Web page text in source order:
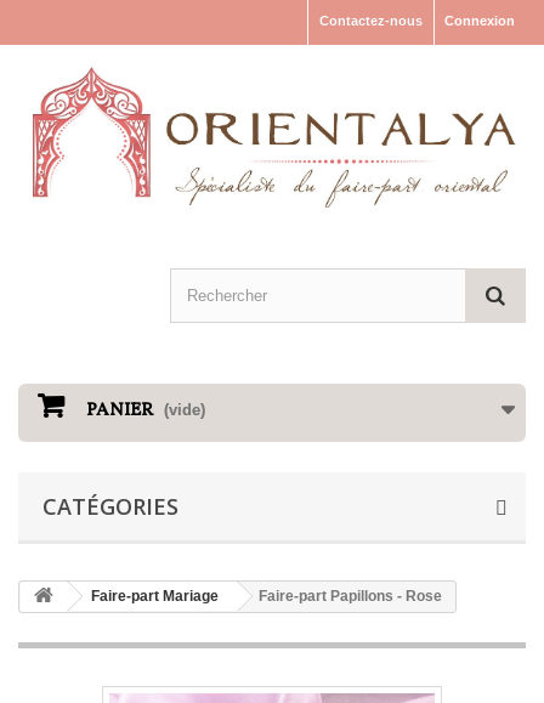
Connexion
Contactez-nous
PANIER (vide)
CATÉGORIES
Faire-part Mariage Faire-part Papillons - Rose